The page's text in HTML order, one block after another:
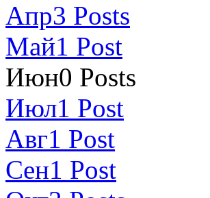
Апр3 Posts
Май1 Post
Июн0 Posts
Июл1 Post
Авг1 Post
Сен1 Post